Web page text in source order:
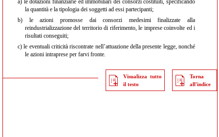
a) le dotazioni finanziarie ed immobiliari dei consorzi costituiti, specificando
la quantità e la tipologia dei soggetti ad essi partecipanti;
b) le azioni promosse dai consorzi medesimi finalizzate alla
reindustrializzazione del territorio di riferimento, le imprese coinvolte ed i
risultati conseguiti;
c) le eventuali criticità riscontrate nell’attuazione della presente legge, nonché
le azioni intraprese per farvi fronte.
Visualizza tutto
il testo
Torna
all'indice